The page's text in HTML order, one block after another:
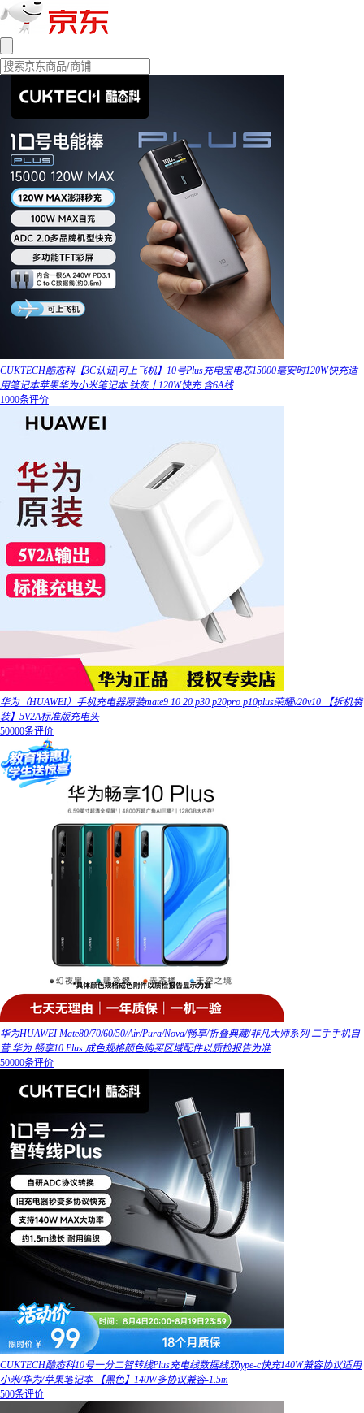
CUKTECH酷态科【3C认证|可上飞机】10号Plus充电宝电芯15000毫安时120W快充适
用笔记本苹果华为小米笔记本 钛灰丨120W快充 含6A线
1000条评价
华为（HUAWEI）手机充电器原装mate9 10 20 p30 p20pro p10plus荣耀v20v10 【拆机袋
装】5V2A标准版充电头
50000条评价
华为HUAWEI Mate80/70/60/50/Air/Pura/Nova/畅享/折叠典藏/非凡大师系列 二手手机自
营 华为 畅享10 Plus 成色规格颜色购买区域配件以质检报告为准
50000条评价
CUKTECH酷态科10号一分二智转线Plus充电线数据线双type-c快充140W兼容协议适用
小米/华为/苹果笔记本 【黑色】140W多协议兼容-1.5m
500条评价